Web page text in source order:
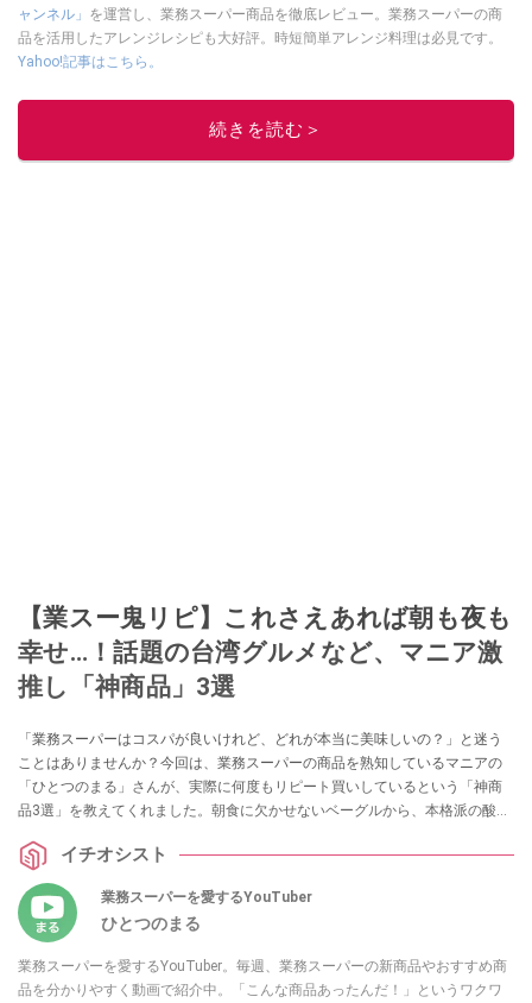
ャンネル」 を運営し、業務スーパー商品を徹底レビュー。業務スーパーの商
品を活用したアレンジレシピも大好評。時短簡単アレンジ料理は必見です。
Yahoo!記事はこちら。
このイチオシストの他の記事を読む
続きを読む＞
【業スー鬼リピ】これさえあれば朝も夜も
幸せ…！話題の台湾グルメなど、マニア激
推し「神商品」3選
「業務スーパーはコスパが良いけれど、どれが本当に美味しいの？」と迷う
ことはありませんか？今回は、業務スーパーの商品を熟知しているマニアの
「ひとつのまる」さんが、実際に何度もリピート買いしているという「神商
品3選」を教えてくれました。朝食に欠かせないベーグルから、本格派の酸っ
紹介します。イチオシスト
業務スーパーを愛するYouTuber
ひとつのまる
業務スーパーを愛するYouTuber。毎週、業務スーパーの新商品やおすすめ商
品を分かりやすく動画で紹介中。「こんな商品あったんだ！」というワクワ